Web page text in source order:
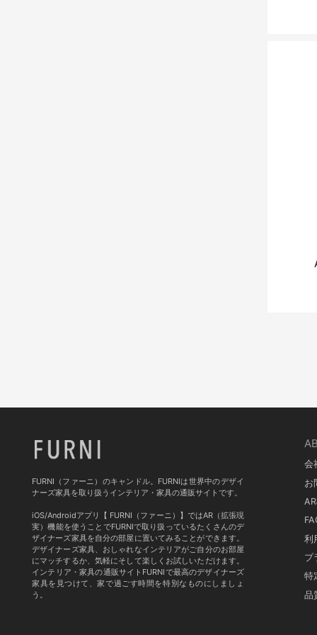
FURNI（ファーニ）のキャンドル。FURNIは世界中のデザイ
ナーズ家具を取り扱うインテリア・家具の通販サイトです。
iOS/Androidアプリ【 FURNI（ファーニ）】ではAR（拡張現
実）機能を使うことでFURNIで取り扱っているたくさんのデ
ザイナーズ家具を自分の部屋に置いてみることができます。
デザイナーズ家具、おしゃれなインテリアがご自分のお部屋
にマッチするか、気軽にそして楽しくお試しいただけます。
インテリア・家具の通販サイトFURNIで最高のデザイナーズ
家具を見つけて、家で過ごす時間を特別なものにしましょ
う。
会
お
利
プ
特
品